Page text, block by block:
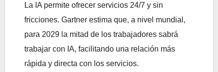
La IA permite ofrecer servicios 24/7 y sin
fricciones. Gartner estima que, a nivel mundial,
para 2029 la mitad de los trabajadores sabrá
trabajar con IA, facilitando una relación más
rápida y directa con los servicios.